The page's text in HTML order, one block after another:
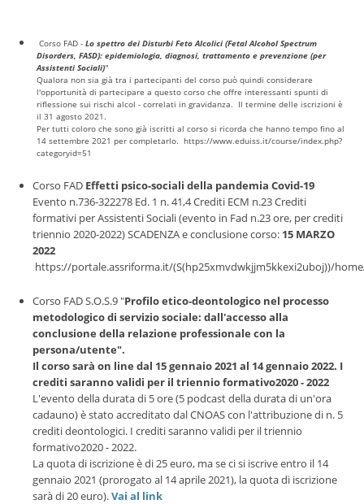
Corso FAD - Lo spettro dei Disturbi Feto Alcolici (Fetal Alcohol Spectrum
Disorders, FASD): epidemiologia, diagnosi, trattamento e prevenzione (per
Assistenti Sociali)"
Qualora non sia già tra i partecipanti del corso può quindi considerare
l'opportunità di partecipare a questo corso che offre interessanti spunti di
riflessione sui rischi alcol - correlati in gravidanza. Il termine delle iscrizioni è
il 31 agosto 2021.
Per tutti coloro che sono già iscritti al corso si ricorda che hanno tempo fino al
14 settembre 2021 per completarlo. https://www.eduiss.it/course/index.php?
categoryid=51
Corso FAD Effetti psico-sociali della pandemia Covid-19
Evento n.736-322278 Ed. 1 n. 41,4 Crediti ECM n.23 Crediti
formativi per Assistenti Sociali (evento in Fad n.23 ore, per crediti
triennio 2020-2022) SCADENZA e conclusione corso: 15 MARZO
2022
https://portale.assriforma.it/(S(hp25xmvdwkjjm5kkexi2uboj))/
Corso FAD S.O.S.9 "Profilo etico-deontologico nel processo
metodologico di servizio sociale: dall'accesso alla
conclusione della relazione professionale con la
persona/utente".
Il corso sarà on line dal 15 gennaio 2021 al 14 gennaio 2022. I
crediti saranno validi per il triennio formativo2020 - 2022
L'evento della durata di 5 ore (5 podcast della durata di un'ora
cadauno) è stato accreditato dal CNOAS con l'attribuzione di n. 5
crediti deontologici. I crediti saranno validi per il triennio
formativo2020 - 2022.
La quota di iscrizione è di 25 euro, ma se ci si iscrive entro il 14
gennaio 2021 (prorogato al 14 aprile 2021), la quota di iscrizione
sarà di 20 euro).Vai al link